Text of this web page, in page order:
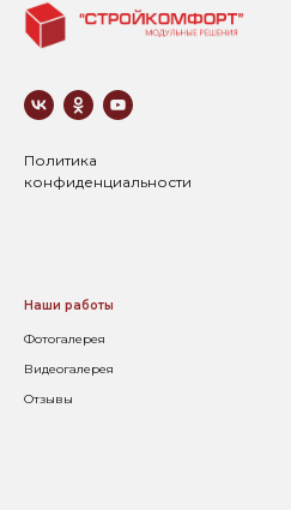
Политика
конфиденциальности
Наши работы
Фотогалерея
Видеогалерея
Отзывы